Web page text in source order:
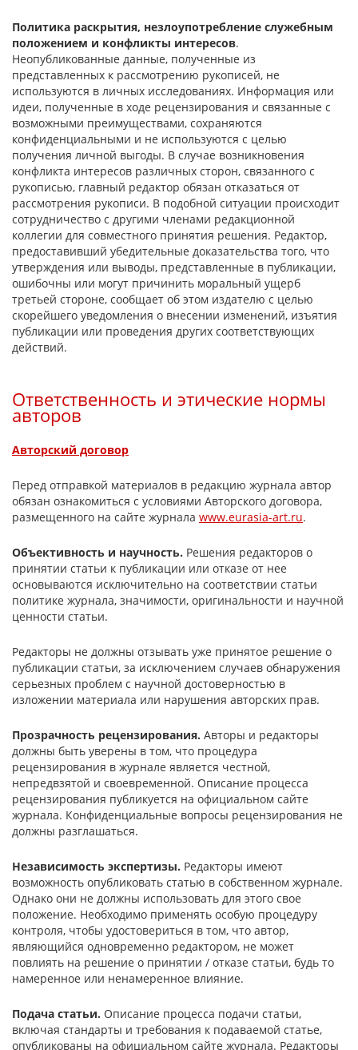
Политика раскрытия, незлоупотребление служебным
положением и конфликты интересов.
Неопубликованные данные, полученные из
представленных к рассмотрению рукописей, не
используются в личных исследованиях. Информация или
идеи, полученные в ходе рецензирования и связанные с
возможными преимуществами, сохраняются
конфиденциальными и не используются с целью
получения личной выгоды. В случае возникновения
конфликта интересов различных сторон, связанного с
рукописью, главный редактор обязан отказаться от
рассмотрения рукописи. В подобной ситуации происходит
сотрудничество с другими членами редакционной
коллегии для совместного принятия решения. Редактор,
предоставивший убедительные доказательства того, что
утверждения или выводы, представленные в публикации,
ошибочны или могут причинить моральный ущерб
третьей стороне, сообщает об этом издателю с целью
скорейшего уведомления о внесении изменений, изъятия
публикации или проведения других соответствующих
действий.
Ответственность и этические нормы
авторов
Авторский договор
Перед отправкой материалов в редакцию журнала автор
обязан ознакомиться с условиями Авторского договора,
размещенного на сайте журнала www.eurasia-art.ru.
Объективность и научность. Решения редакторов о
принятии статьи к публикации или отказе от нее
основываются исключительно на соответствии статьи
политике журнала, значимости, оригинальности и научной
ценности статьи.
Редакторы не должны отзывать уже принятое решение о
публикации статьи, за исключением случаев обнаружения
серьезных проблем с научной достоверностью в
изложении материала или нарушения авторских прав.
Прозрачность рецензирования. Авторы и редакторы
должны быть уверены в том, что процедура
рецензирования в журнале является честной,
непредвзятой и своевременной. Описание процесса
рецензирования публикуется на официальном сайте
журнала. Конфиденциальные вопросы рецензирования не
должны разглашаться.
Независимость экспертизы. Редакторы имеют
возможность опубликовать статью в собственном журнале.
Однако они не должны использовать для этого свое
положение. Необходимо применять особую процедуру
контроля, чтобы удостовериться в том, что автор,
являющийся одновременно редактором, не может
повлиять на решение о принятии / отказе статьи, будь то
намеренное или ненамеренное влияние.
Подача статьи. Описание процесса подачи статьи,
включая стандарты и требования к подаваемой статье,
опубликованы на официальном сайте журнала. Редакторы